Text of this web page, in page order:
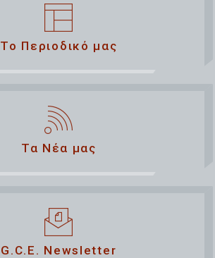
Το Περιοδικό μας
Τα Νέα μας
G.C.E. Newsletter